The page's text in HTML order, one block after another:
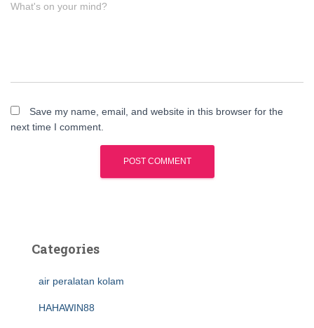
What's on your mind?
Save my name, email, and website in this browser for the
next time I comment.
Categories
air peralatan kolam
HAHAWIN88